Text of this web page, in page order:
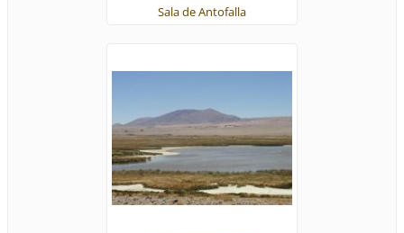
Sala de Antofalla